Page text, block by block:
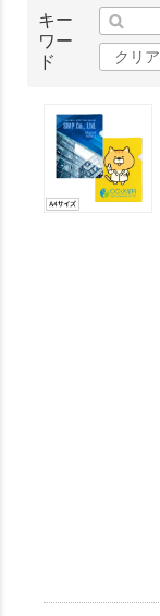
キー
ワー
ド
クリア